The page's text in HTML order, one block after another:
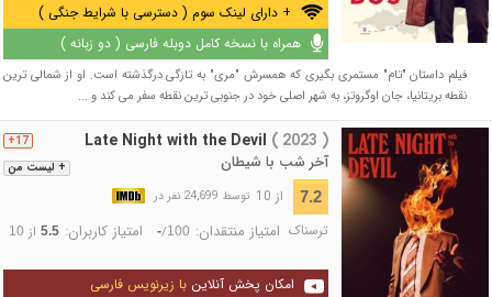
+ دارای لینک سوم ( دسترسی با شرایط جنگی )
همراه با نسخه کامل دوبله فارسی ( دو زبانه )
فیلم داستان "تام" مستمری بگیری که همسرش "مری" به تازگی درگذشته است. او از شمالی ترین
نقطه بریتانیا، جان اوگروتز، به شهر اصلی خود در جنوبی ترین نقطه سفر می کند و ...
+ لیست من
17+ Late Night with the Devil ( 2023 )
آخر شب با شیطان
7.2 از 10 توسط 24,699 نفر در
ترسناک امتیاز منتقدان: -/100 امتیاز کاربران: 5.5از 10
امکان پخش آنلاین با زیرنویس فارسی